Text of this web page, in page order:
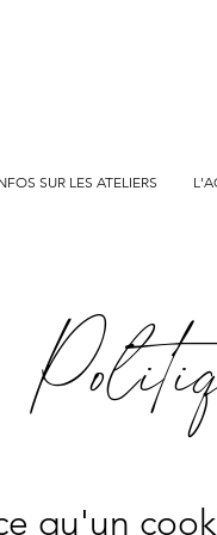
SUR LES ATELIERS
qu'un